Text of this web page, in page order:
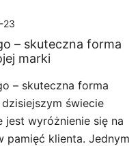
23
– skuteczna forma
marki
– skuteczna forma
świecie
wyróżnienie się na
pamięć klienta. Jednym